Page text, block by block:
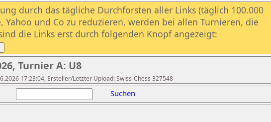
durch das tägliche Durchforsten aller Links (täglich 100.000
Yahoo und Co zu reduzieren, werden bei allen Turnieren, die
die Links erst durch folgenden Knopf angezeigt:
Turnier A: U8
17:23:04, Ersteller/Letzter Upload: Swiss-Chess 327548
Suchen